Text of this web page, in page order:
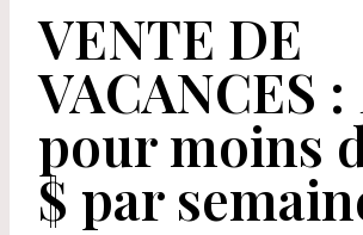
VENTE DE
VACANCES :
pour moins
$ par